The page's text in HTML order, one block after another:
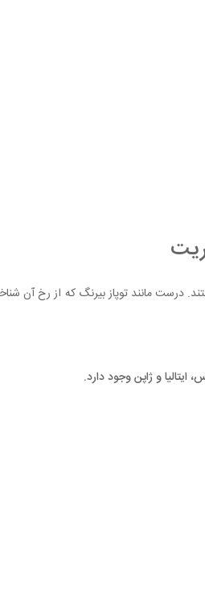
مانند توپاز بیرنگ که از رخ آن
و ژاپن وجود دارد.